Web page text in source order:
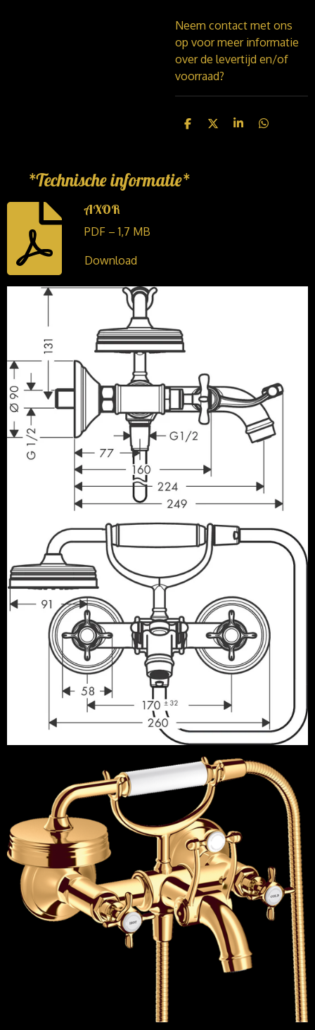
Neem contact met ons
op voor meer informatie
over de levertijd en/of
voorraad?
D
n
D
S
D
*Technische informatie*
AXOR
PDF – 1,7 MB
Download